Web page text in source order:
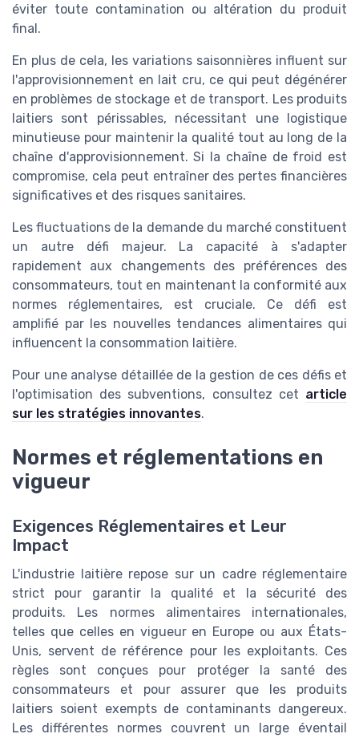
éviter toute contamination ou altération du produit
final.
En plus de cela, les variations saisonnières influent sur
l'approvisionnement en lait cru, ce qui peut dégénérer
en problèmes de stockage et de transport. Les produits
laitiers sont périssables, nécessitant une logistique
minutieuse pour maintenir la qualité tout au long de la
chaîne d'approvisionnement. Si la chaîne de froid est
compromise, cela peut entraîner des pertes financières
significatives et des risques sanitaires.
Les fluctuations de la demande du marché constituent
un autre défi majeur. La capacité à s'adapter
rapidement aux changements des préférences des
consommateurs, tout en maintenant la conformité aux
normes réglementaires, est cruciale. Ce défi est
amplifié par les nouvelles tendances alimentaires qui
influencent la consommation laitière.
Pour une analyse détaillée de la gestion de ces défis et
l'optimisation des subventions, consultez cet article
sur les stratégies innovantes.
Normes et réglementations en
vigueur
Exigences Réglementaires et Leur
Impact
L'industrie laitière repose sur un cadre réglementaire
strict pour garantir la qualité et la sécurité des
produits. Les normes alimentaires internationales,
telles que celles en vigueur en Europe ou aux États-
Unis, servent de référence pour les exploitants. Ces
règles sont conçues pour protéger la santé des
consommateurs et pour assurer que les produits
laitiers soient exempts de contaminants dangereux.
Les différentes normes couvrent un large éventail